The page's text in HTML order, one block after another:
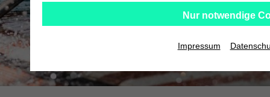
Nur notwendige
Impressum